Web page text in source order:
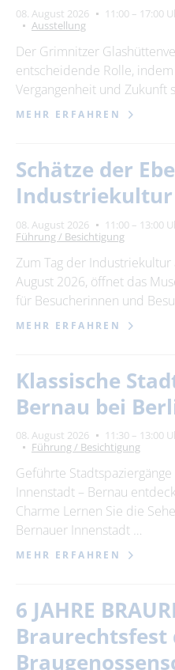
08. August 2026 11:00 – 17:00
Ausstellung
Der Grimnitzer
entscheidende Rolle,
Vergangenheit und Zukunft
MEHR ERFAHREN
Schätze der
Industriekultur
08. August 2026 11:00 – 13:00
Führung / Besichtigung
Zum Tag der
August 2026, öffnet das
für Besucherinnen und
MEHR ERFAHREN
Klassische
Bernau bei
08. August 2026 11:30 – 13:00
Führung / Besichtigung
Geführte
Innenstadt – Bernau
Charme Lernen Sie die
Bernauer Innenstadt …
MEHR ERFAHREN
6 JAHRE
Braurechtsfest